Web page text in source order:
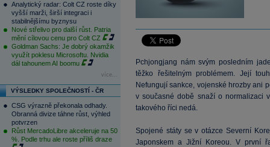
Analytický radar: Colt CZ roste díky
vyšší marži, širší integraci i
stabilnějšímu byznysu
Nové střelivo pro další růst. Patria
mění cílovou cenu pro Colt CZ
Goldman Sachs: Je dobrý okamžik
využít poklesu Microsoftu. Nvidia
dál tahounem AI boomu
více...
VÝSLEDKY SPOLEČNOSTÍ - ČR
CSG výrazně překonala odhady.
Obranná divize táhne růst, výhled
potvrzen
Růst MercadoLibre akceleruje na 50
%. Podle trhu ale roste příliš draze
Pchjongjang nám svým posledním
těžko řešitelným problémem. Její
Nefungují sankce, vojenské hrozby ani
v současné době snaží o normalizaci
takového říci nedá.
Spojené státy se v otázce Severní
Japonskem a Jižní Koreou. V první